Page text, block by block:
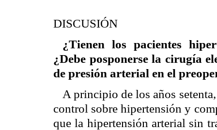
DISCUSIÓN
¿Tienen los pacientes
¿Debe posponerse la cirugía
de presión arterial en el
A principio de los años
control sobre hipertensión y
que la hipertensión arterial sin